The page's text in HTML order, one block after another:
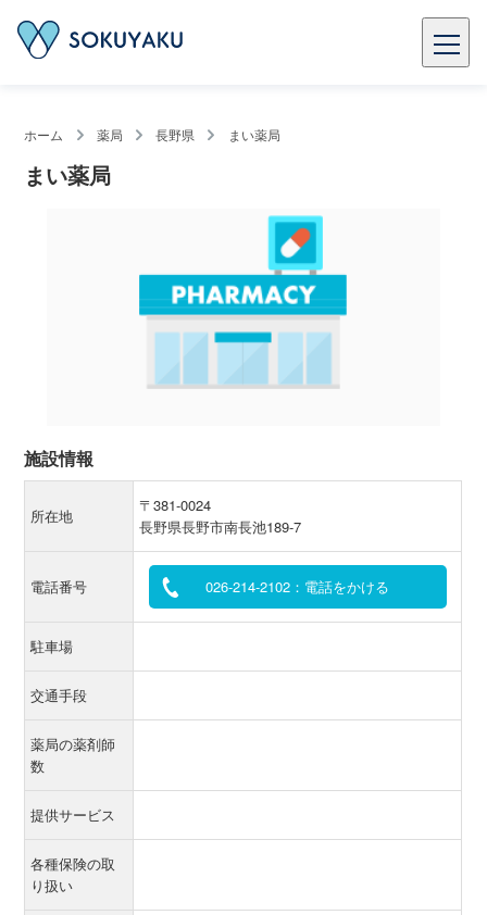
ホーム 薬局 長野県 まい薬局
まい薬局
施設情報
所在地
〒381-0024
長野県長野市南長池189-7
電話番号 026-214-2102：電話をかける
駐車場
交通手段
薬局の薬剤師
数
提供サービス
各種保険の取
り扱い